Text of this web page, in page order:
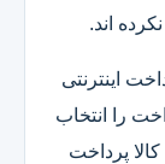
اند.
اینترنتی
را انتخاب
پرداخت